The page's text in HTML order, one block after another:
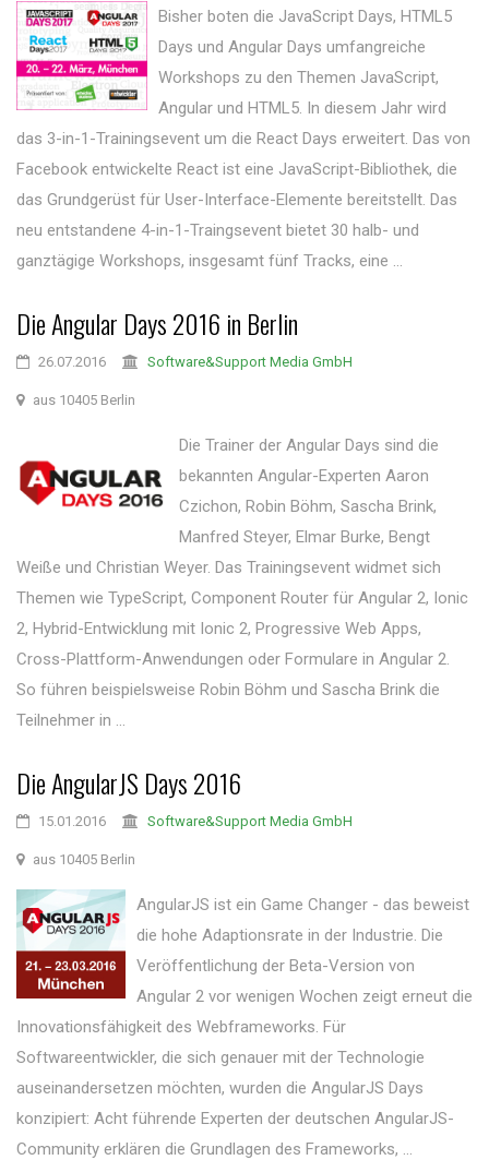
Bisher boten die JavaScript Days, HTML5
Days und Angular Days umfangreiche
Workshops zu den Themen JavaScript,
Angular und HTML5. In diesem Jahr wird
das 3-in-1-Trainingsevent um die React Days erweitert. Das von
Facebook entwickelte React ist eine JavaScript-Bibliothek, die
das Grundgerüst für User-Interface-Elemente bereitstellt. Das
neu entstandene 4-in-1-Traingsevent bietet 30 halb- und
ganztägige Workshops, insgesamt fünf Tracks, eine ...
Die Angular Days 2016 in Berlin
26.07.2016 Software&Support Media GmbH
aus 10405 Berlin
Die Trainer der Angular Days sind die
bekannten Angular-Experten Aaron
Czichon, Robin Böhm, Sascha Brink,
Manfred Steyer, Elmar Burke, Bengt
Weiße und Christian Weyer. Das Trainingsevent widmet sich
Themen wie TypeScript, Component Router für Angular 2, Ionic
2, Hybrid-Entwicklung mit Ionic 2, Progressive Web Apps,
Cross-Plattform-Anwendungen oder Formulare in Angular 2.
So führen beispielsweise Robin Böhm und Sascha Brink die
Teilnehmer in ...
Die AngularJS Days 2016
15.01.2016 Software&Support Media GmbH
aus 10405 Berlin
AngularJS ist ein Game Changer - das beweist
die hohe Adaptionsrate in der Industrie. Die
Veröffentlichung der Beta-Version von
Angular 2 vor wenigen Wochen zeigt erneut die
Innovationsfähigkeit des Webframeworks. Für
Softwareentwickler, die sich genauer mit der Technologie
auseinandersetzen möchten, wurden die AngularJS Days
konzipiert: Acht führende Experten der deutschen AngularJS-
Community erklären die Grundlagen des Frameworks, ...